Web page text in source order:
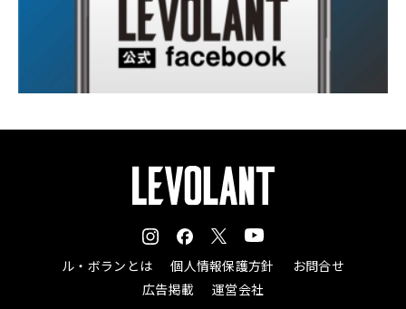
ル・ボランとは 個人情報保護方針
お問合せ
広告掲載
運営会社